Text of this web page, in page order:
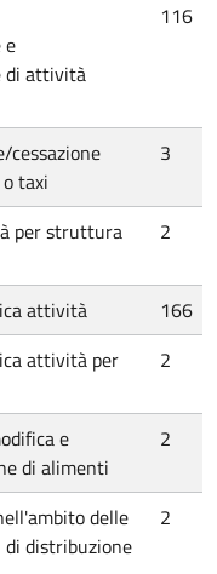
e
di attività
116
cessazione
taxi
3
per struttura
2
attività
166
attività per
2
e
di alimenti
2
delle
distribuzione
2